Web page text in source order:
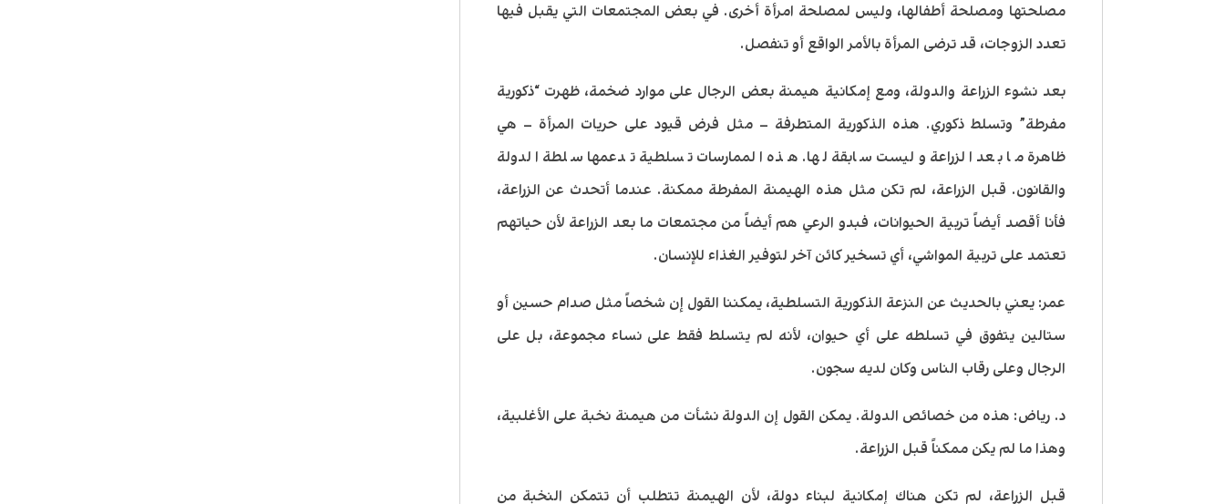
مصلحتها ومصلحة أطفالها، وليس لمصلحة امرأة أخرى. في بعض المجتمعات التي يقبل فيها
تعدد الزوجات، قد ترضى المرأة بالأمر الواقع أو تنفصل.
بعد نشوء الزراعة والدولة، ومع إمكانية هيمنة بعض الرجال على موارد ضخمة، ظهرت “ذكورية
مفرطة” وتسلط ذكوري. هذه الذكورية المتطرفة – مثل فرض قيود على حريات المرأة – هي
ظاهرة ما بعد الزراعة وليست سابقة لها. هذه الممارسات تسلطية تدعمها سلطة الدولة
والقانون. قبل الزراعة، لم تكن مثل هذه الهيمنة المفرطة ممكنة. عندما أتحدث عن الزراعة،
فأنا أقصد أيضاً تربية الحيوانات، فبدو الرعي هم أيضاً من مجتمعات ما بعد الزراعة لأن حياتهم
تعتمد على تربية المواشي، أي تسخير كائن آخر لتوفير الغذاء للإنسان.
عمر: يعني بالحديث عن النزعة الذكورية التسلطية، يمكننا القول إن شخصاً مثل صدام حسين أو
ستالين يتفوق في تسلطه على أي حيوان، لأنه لم يتسلط فقط على نساء مجموعة، بل على
الرجال وعلى رقاب الناس وكان لديه سجون.
د. رياض: هذه من خصائص الدولة. يمكن القول إن الدولة نشأت من هيمنة نخبة على الأغلبية،
وهذا ما لم يكن ممكناً قبل الزراعة.
قبل الزراعة، لم تكن هناك إمكانية لبناء دولة، لأن الهيمنة تتطلب أن تتمكن النخبة من